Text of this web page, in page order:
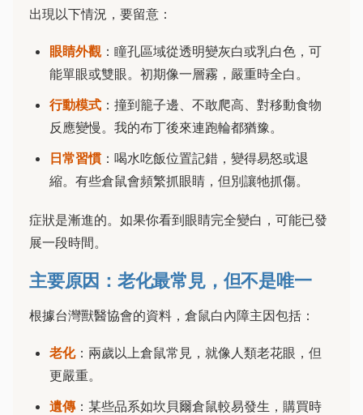
出現以下情況，要留意：
眼睛外觀：瞳孔區域從透明變灰白或乳白色，可
能單眼或雙眼。初期像一層霧，嚴重時全白。
行動模式 ：撞到籠子邊、不敢爬高、對移動食物
反應變慢。我的布丁後來連跑輪都猶豫。
日常習慣 ：喝水吃飯位置記錯，變得易怒或退
縮。有些倉鼠會頻繁抓眼睛，但別讓牠抓傷。
症狀是漸進的。如果你看到眼睛完全變白，可能已發
展一段時間。
主要原因：老化最常見，但不是唯一
根據台灣獸醫協會的資料，倉鼠白內障主因包括：
老化：兩歲以上倉鼠常見，就像人類老花眼，但
更嚴重。
遺傳：某些品系如坎貝爾倉鼠較易發生，購買時